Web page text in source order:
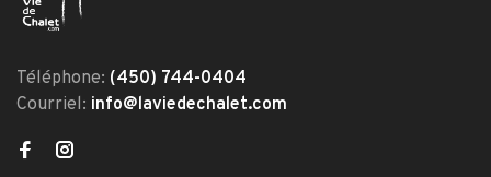
Téléphone: (450) 744-0404
Courriel: info@laviedechalet.com